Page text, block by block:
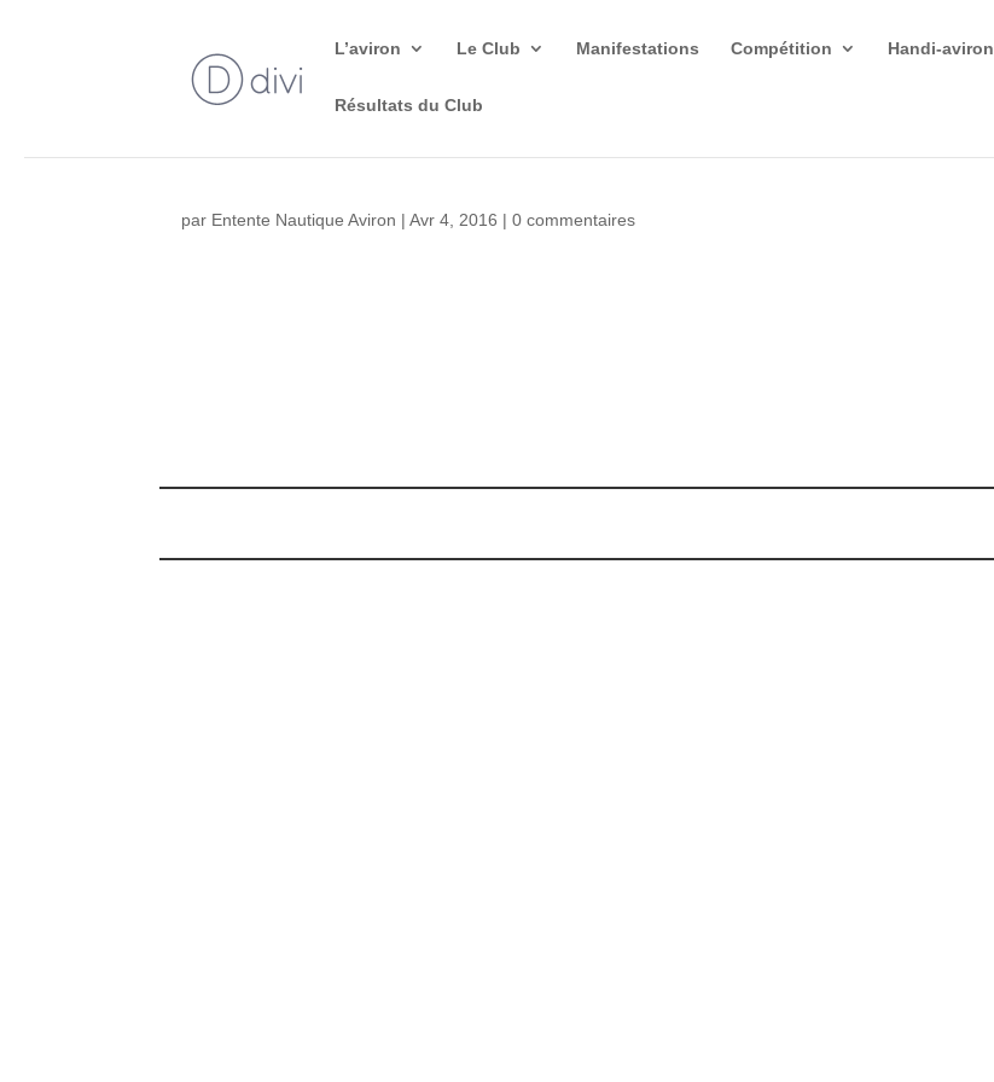
L’aviron Le Club Manifestations Compétition Handi-aviron
Résultats du Club
par Entente Nautique Aviron |Avr 4, 2016 |0 commentaires